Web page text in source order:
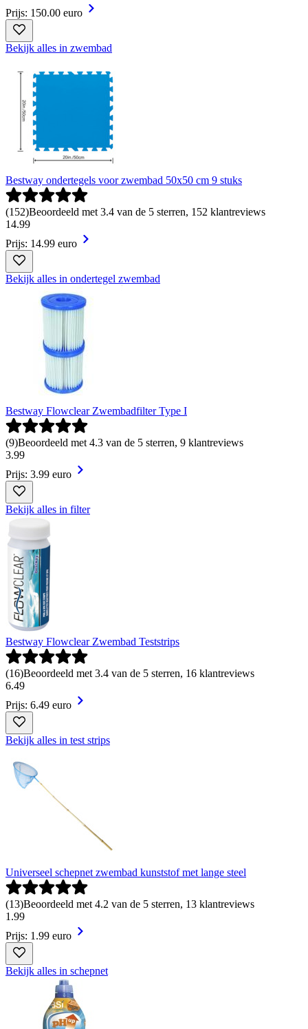
Prijs: 150.00 euro
Bekijk alles in zwembad
Bestway ondertegels voor zwembad 50x50 cm 9 stuks
(152)Beoordeeld met 3.4 van de 5 sterren, 152 klantreviews
14.99
Prijs: 14.99 euro
Bekijk alles in ondertegel zwembad
Bestway Flowclear Zwembadfilter Type I
(9)Beoordeeld met 4.3 van de 5 sterren, 9 klantreviews
3.99
Prijs: 3.99 euro
Bekijk alles in filter
Bestway Flowclear Zwembad Teststrips
(16)Beoordeeld met 3.4 van de 5 sterren, 16 klantreviews
6.49
Prijs: 6.49 euro
Bekijk alles in test strips
Universeel schepnet zwembad kunststof met lange steel
(13)Beoordeeld met 4.2 van de 5 sterren, 13 klantreviews
1 .99
Prijs: 1.99 euro
Bekijk alles in schepnet